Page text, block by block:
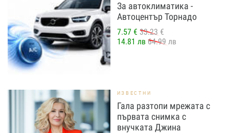
За автоклиматика -
Автоцентър Торнадо
7.57 € 33.23 €
14.81 лв 64.99 лв
ИЗВЕСТНИ
Гала разтопи мрежата с
първата снимка с
внучката Джина